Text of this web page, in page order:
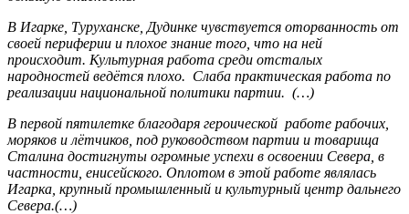
В Игарке, Туруханске, Дудинке чувствуется оторванность от
своей периферии и плохое знание того, что на ней
происходит. Культурная работа среди отсталых
народностей ведётся плохо. Слаба практическая работа по
реализации национальной политики партии. (…)
В первой пятилетке благодаря героической работе рабочих,
моряков и лётчиков, под руководством партии и товарища
Сталина достигнуты огромные успехи в освоении Севера, в
частности, енисейского. Оплотом в этой работе являлась
Игарка, крупный промышленный и культурный центр дальнего
Севера.(…)